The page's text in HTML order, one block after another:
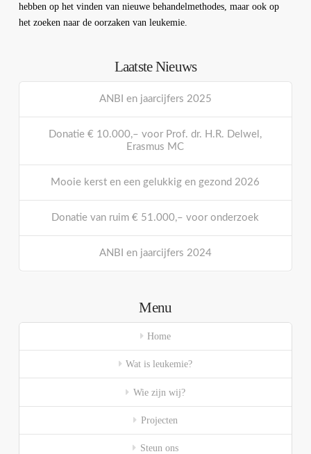
hebben op het vinden van nieuwe behandelmethodes, maar ook op
het zoeken naar de oorzaken van leukemie.
Laatste Nieuws
ANBI en jaarcijfers 2025
Donatie € 10.000,– voor Prof. dr. H.R. Delwel,
Erasmus MC
Mooie kerst en een gelukkig en gezond 2026
Donatie van ruim € 51.000,– voor onderzoek
ANBI en jaarcijfers 2024
Menu
Home
Wat is leukemie?
Wie zijn wij?
Projecten
Steun ons